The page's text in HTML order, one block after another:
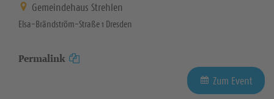
Gemeindehaus Strehlen
Elsa-Brändström-Straße 1 Dresden
Permalink
Zum Event